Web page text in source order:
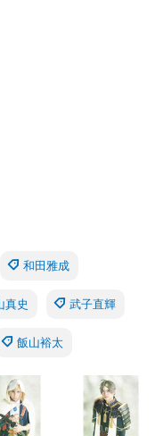
和田雅成
真史 武子直輝
飯山裕太